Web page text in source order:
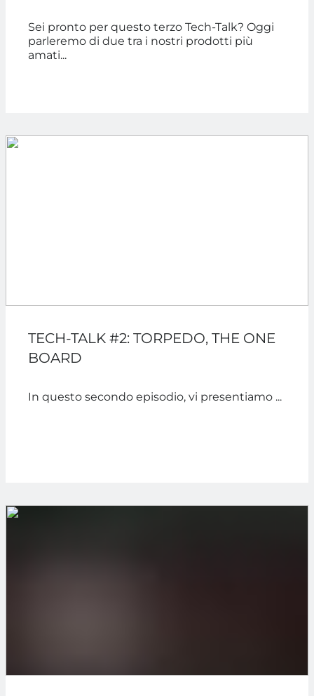
Sei pronto per questo terzo Tech-Talk? Oggi
parleremo di due tra i nostri prodotti più
amati...
TECH-TALK #2: TORPEDO, THE ONE
BOARD
In questo secondo episodio, vi presentiamo ...